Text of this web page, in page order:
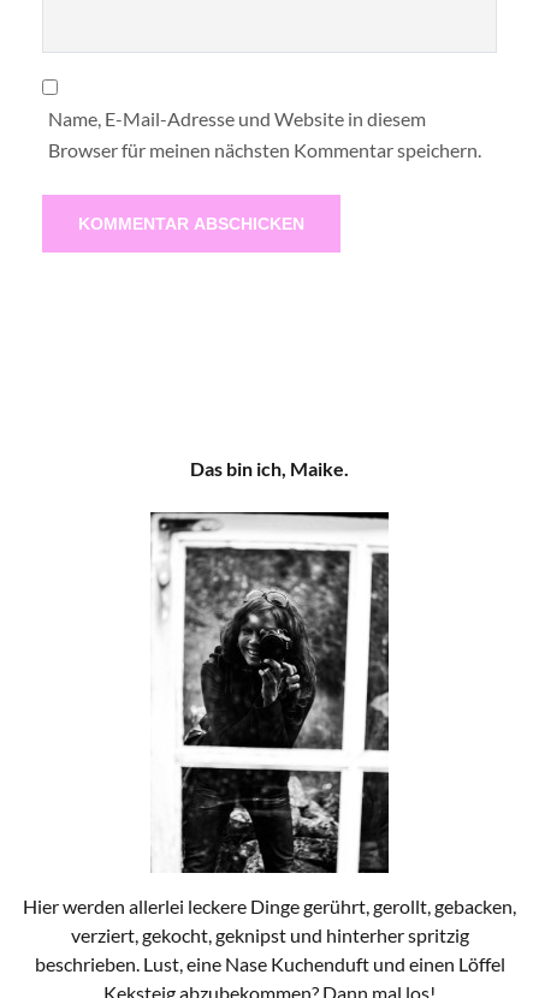
Name, E-Mail-Adresse und Website in diesem
Browser für meinen nächsten Kommentar speichern.
Das bin ich, Maike.
Hier werden allerlei leckere Dinge gerührt, gerollt, gebacken,
verziert, gekocht, geknipst und hinterher spritzig
beschrieben. Lust, eine Nase Kuchenduft und einen Löffel
Keksteig abzubekommen? Dann mal los!